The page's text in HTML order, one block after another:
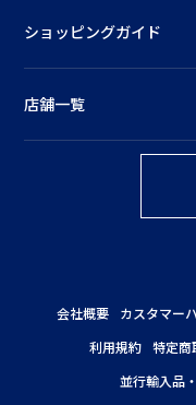
ショッピングガイド
店舗一覧
会社概要 カスタマー
利用規約 特定商
並行輸入品